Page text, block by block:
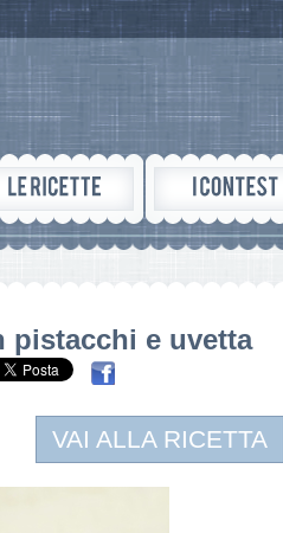
pistacchi e uvetta
VAI ALLA RICETTA